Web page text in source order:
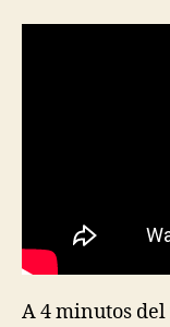
A 4 minutos